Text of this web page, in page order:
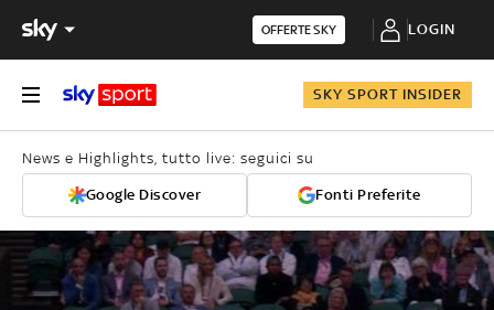
OFFERTE SKY LOGIN
SKY SPORT INSIDER
News e Highlights, tutto live: seguici su
Google Discover Fonti Preferite